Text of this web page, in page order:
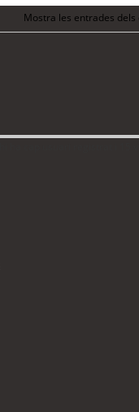
Mostra les entrades dels